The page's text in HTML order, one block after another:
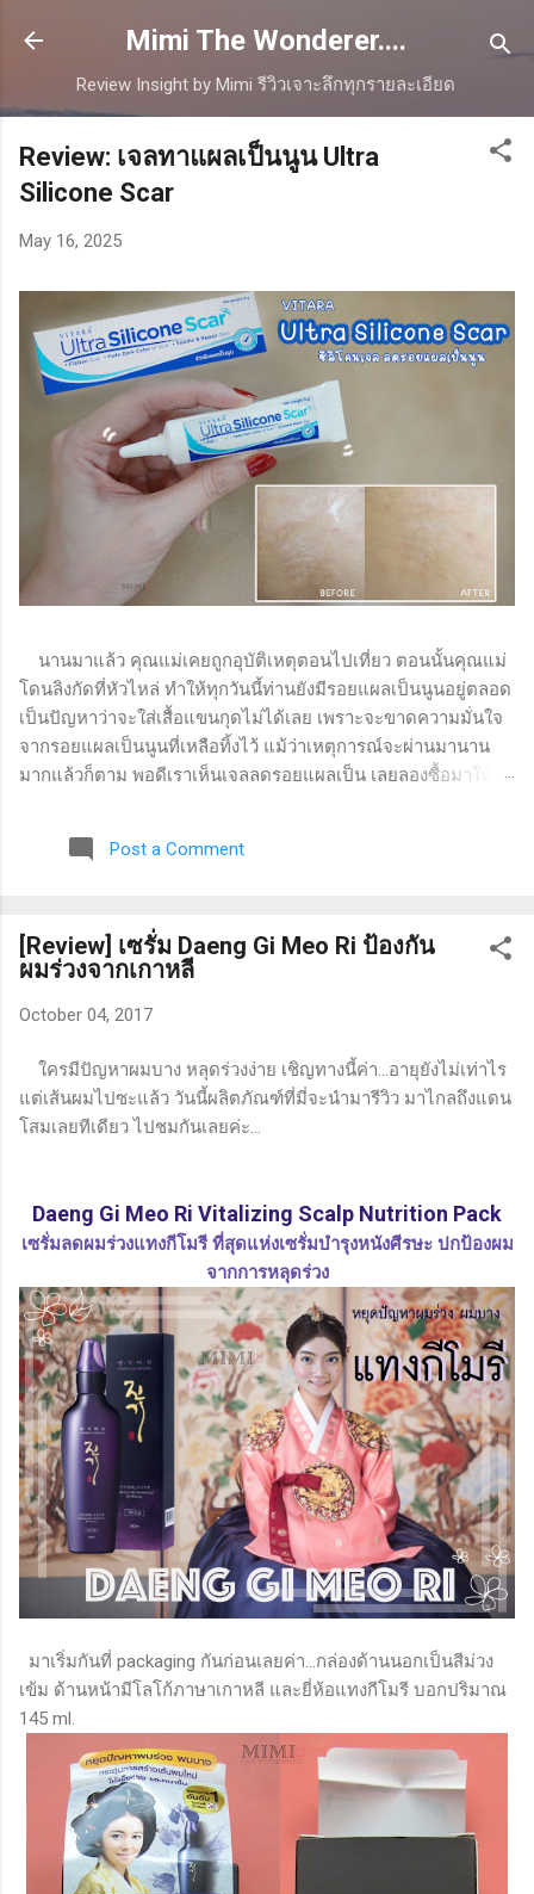
Skip to main content
Mimi The Wonderer....
Review Insight by Mimi รีวิวเจาะลึกทุกรายละเอียด
Review: เจลทาแผลเป็นนูน Ultra
Silicone Scar
May 16, 2025
นานมาแล้ว คุณแม่เคยถูกอุบัติเหตุตอนไปเที่ยว ตอนนั้นคุณแม่
โดนลิงกัดที่หัวไหล่ ทำให้ทุกวันนี้ท่านยังมีรอยแผลเป็นนูนอยู่ตลอด
เป็นปัญหาว่าจะใส่เสื้อแขนกุดไม่ได้เลย เพราะจะขาดความมั่นใจ
จากรอยแผลเป็นนูนที่เหลือทิ้งไว้ แม้ว่าเหตุการณ์จะผ่านมานาน
มากแล้วก็ตาม พอดีเราเห็นเจลลดรอยแผลเป็น เลยลองซื้อมาให้
รอยแผลเป็น VITARA Ultra Silicone Scar ( ไวทาร่า อัลตร้า ซิลิ
โคน สการ์ ) เป็นซิลิโคนเจลสำหรับแผลเป็นนูน หรือคีลอยด์ ช่วย
ดูจางลง ไม่มีส่วนผสมของแอลกอฮอล์ และน้ำหอม เนื้อซิลิโคนเจล
กันน้ำ ผ่านการทดสอบทางผิวหนัง (dermatologically tested)
รอบกล่องมีรายละเอียดผลิตภัณฑ์อยู่ ปริมาณสุทธิ 9 กรัม วิธีใช้ :
เดียวกัน ประมาณ 2-3 นาที ทาวันละ 2 ครั้ง เช้า - เย็น ความรู้สึก
ขณะใช้ : เนื้อเจลเป็นแบบซิล...
Post a Comment
[Review] เซรั่ม Daeng Gi Meo Ri ป้องกัน
ผมร่วงจากเกาหลี
October 04, 2017
ใครมีปัญหาผมบาง หลุดร่วงง่าย เชิญทางนี้ค่า...อายุยังไม่เท่าไร
แต่เส้นผมไปซะแล้ว วันนี้ผลิตภัณฑ์ที่มี่จะนำมารีวิว มาไกลถึงแดน
โสมเลยทีเดียว ไปชมกันเลยค่ะ...
Daeng Gi Meo Ri Vitalizing Scalp Nutrition Pack
เซรั่มลดผมร่วงแทงกีโมรี ที่สุดแห่งเซรั่มบำรุงหนังศีรษะ ปกป้องผม
จากการหลุดร่วง
มาเริ่มกันที่ packaging กันก่อนเลยค่า...กล่องด้านนอกเป็นสีม่วง
เข้ม ด้านหน้ามีโลโก้ภาษาเกาหลี และยี่ห้อแทงกีโมรี บอกปริมาณ
145 ml.